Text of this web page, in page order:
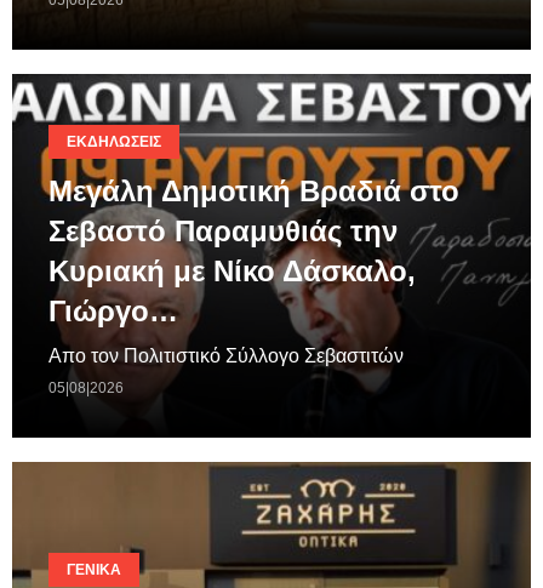
ΕΚΔΗΛΏΣΕΙΣ
Μεγάλη Δημοτική Βραδιά στο
Σεβαστό Παραμυθιάς την
Κυριακή με Νίκο Δάσκαλο,
Γιώργο…
Απο τον Πολιτιστικό Σύλλογο Σεβαστιτών
05|08|2026
ΓΕΝΙΚΆ